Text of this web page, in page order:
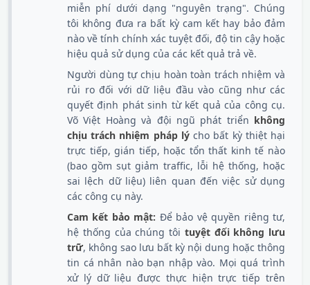
miễn phí dưới dạng "nguyên trạng". Chúng
tôi không đưa ra bất kỳ cam kết hay bảo đảm
nào về tính chính xác tuyệt đối, độ tin cậy hoặc
hiệu quả sử dụng của các kết quả trả về.
Người dùng tự chịu hoàn toàn trách nhiệm và
rủi ro đối với dữ liệu đầu vào cũng như các
quyết định phát sinh từ kết quả của công cụ.
Võ Việt Hoàng và đội ngũ phát triển không
chịu trách nhiệm pháp lýcho bất kỳ thiệt hại
trực tiếp, gián tiếp, hoặc tổn thất kinh tế nào
(bao gồm sụt giảm traffic, lỗi hệ thống, hoặc
sai lệch dữ liệu) liên quan đến việc sử dụng
các công cụ này.
Cam kết bảo mật: Để bảo vệ quyền riêng tư,
hệ thống của chúng tôi tuyệt đối không lưu
trữ, không sao lưu bất kỳ nội dung hoặc thông
tin cá nhân nào bạn nhập vào. Mọi quá trình
xử lý dữ liệu được thực hiện trực tiếp trên